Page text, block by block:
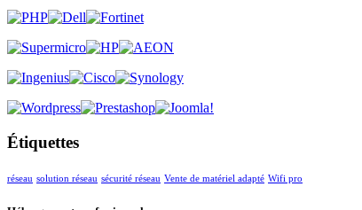
Étiquettes
réseau solution réseau sécurité réseau Vente de matériel adapté Wifi pro